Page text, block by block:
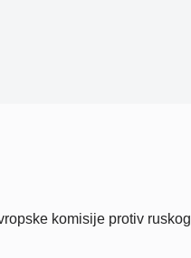
komisije protiv ruskog